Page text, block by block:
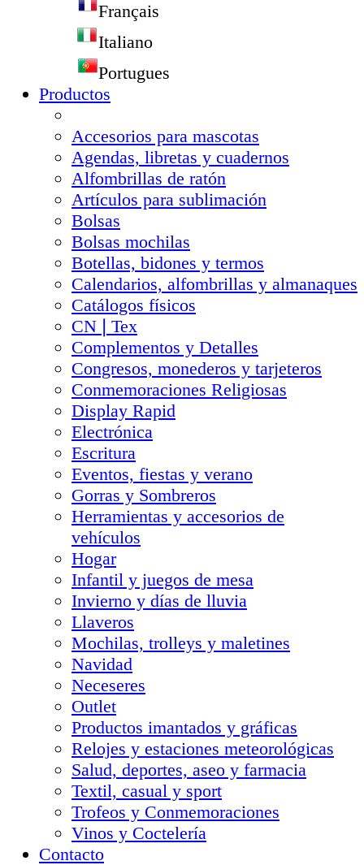
Français
Italiano
Portugues
Productos
Accesorios para mascotas
Agendas, libretas y cuadernos
Alfombrillas de ratón
Artículos para sublimación
Bolsas
Bolsas mochilas
Botellas, bidones y termos
Calendarios, alfombrillas y almanaques
Catálogos físicos
CN❘Tex
Complementos y Detalles
Congresos, monederos y tarjeteros
Conmemoraciones Religiosas
Display Rapid
Electrónica
Escritura
Eventos, fiestas y verano
Gorras y Sombreros
Herramientas y accesorios de
vehículos
Hogar
Infantil y juegos de mesa
Invierno y días de lluvia
Llaveros
Mochilas, trolleys y maletines
Navidad
Neceseres
Outlet
Productos imantados y gráficas
Relojes y estaciones meteorológicas
Salud, deportes, aseo y farmacia
Textil, casual y sport
Trofeos y Conmemoraciones
Vinos y Coctelería
Contacto